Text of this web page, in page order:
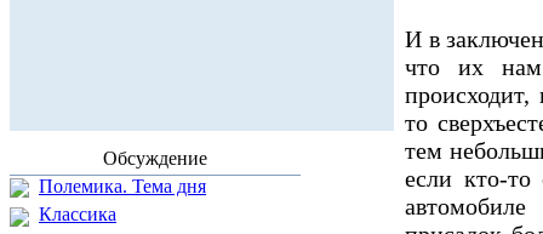
Обсуждение
Полемика. Тема дня
Классика
И в
что их
то
тем
если кто-то